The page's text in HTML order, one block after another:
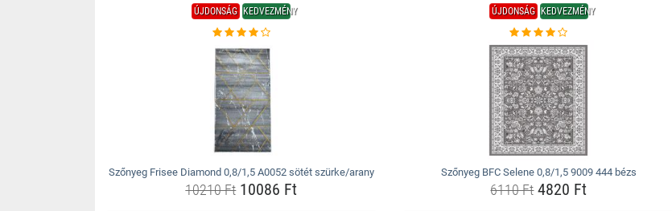
ÚJDONSÁG KEDVEZMÉNY
Szőnyeg Frisee Diamond 0,8/1,5 A0052 sötét szürke/arany
10210 Ft10086 Ft
ÚJDONSÁG KEDVEZMÉNY
Szőnyeg BFC Selene 0,8/1,5 9009 444 bézs
6110 Ft4820 Ft